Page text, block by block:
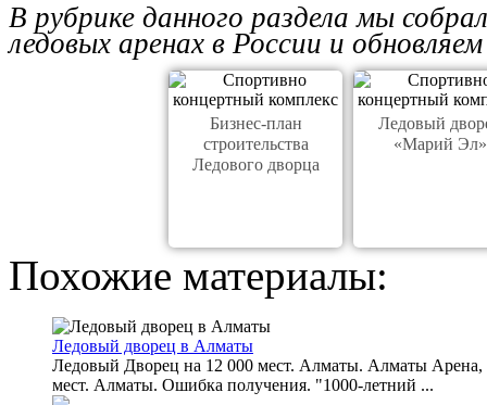
В рубрике данного раздела мы
ледовых аренах в России и
Бизнес-план
строительства
Ледового дворца
Ледовый
«Марий Эл»
Похожие материалы:
Ледовый дворец в Алматы
Ледовый Дворец на 12 000 мест. Алматы. Алматы
мест. Алматы. Ошибка получения. "1000-летний ...